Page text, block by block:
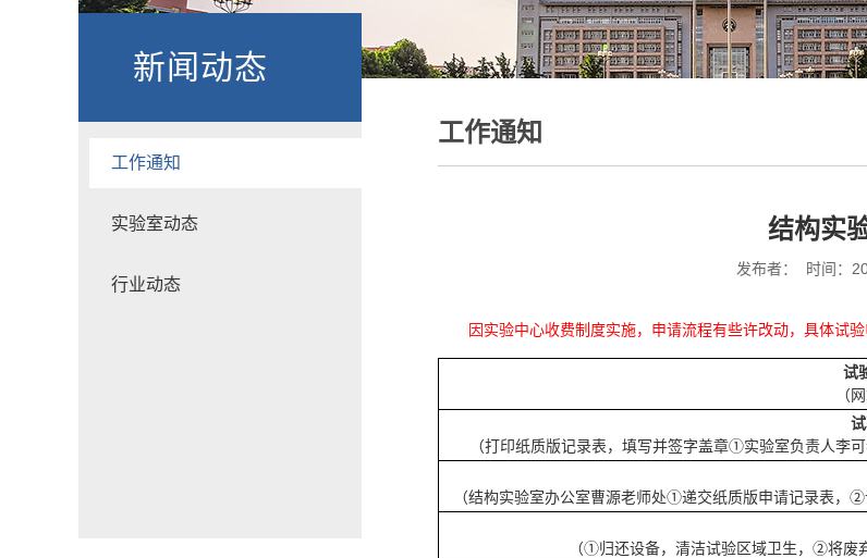
新闻动态
工作通知
实验室动态
行业动态
工作通知
结构实
发布者： 时间：
因实验中心收费制度实施，申请流程有些许改动，具体试验
试
（
（打印纸质版记录表，填写并签字盖章①实验室负责人李
（结构实验室办公室曹源老师处①递交纸质版申请记录表，
（①归还设备，清洁试验区域卫生，②将废